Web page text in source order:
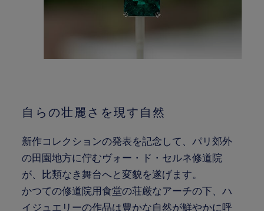
自らの壮麗さを現す自然
新作コレクションの発表を記念して、パリ郊外
の田園地方に佇むヴォー・ド・セルネ修道院
が、比類なき舞台へと変貌を遂げます。
かつての修道院用食堂の荘厳なアーチの下、ハ
イジュエリーの作品は豊かな自然が鮮やかに呼